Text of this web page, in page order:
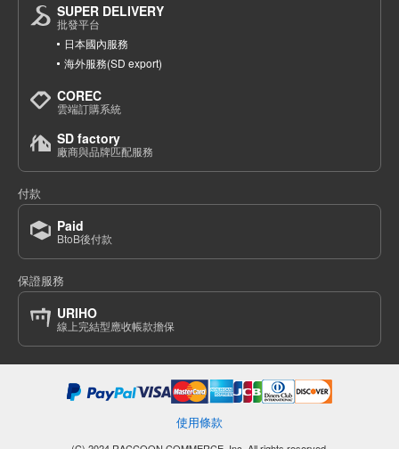
SUPER DELIVERY
批發平台
日本國內服務
海外服務(SD export)
COREC
雲端訂購系統
SD factory
廠商與品牌匹配服務
付款
Paid
BtoB後付款
保證服務
URIHO
線上完結型應收帳款擔保
使用條款